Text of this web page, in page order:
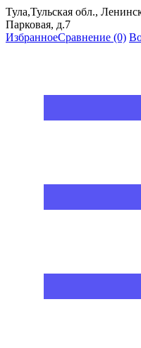
Тула,Тульская обл.,
Парковая, д.7
ИзбранноеСравнение (0)